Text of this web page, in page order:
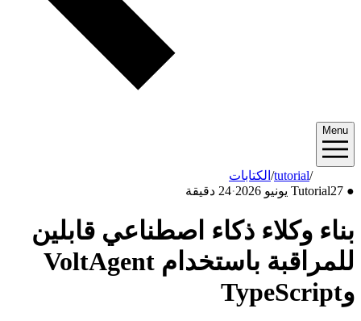
Menu
الكتابات/tutorial
●
Tutorial27 يونيو 2026 ·24 دقيقة
بناء وكلاء ذكاء اصطناعي قابلين
للمراقبة باستخدام VoltAgent
وTypeScript